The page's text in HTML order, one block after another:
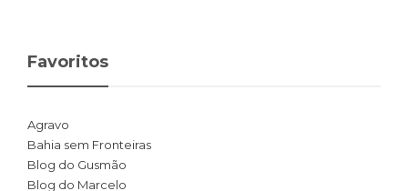
Favoritos
Agravo
Bahia sem Fronteiras
Blog do Gusmão
Blog do Marcelo